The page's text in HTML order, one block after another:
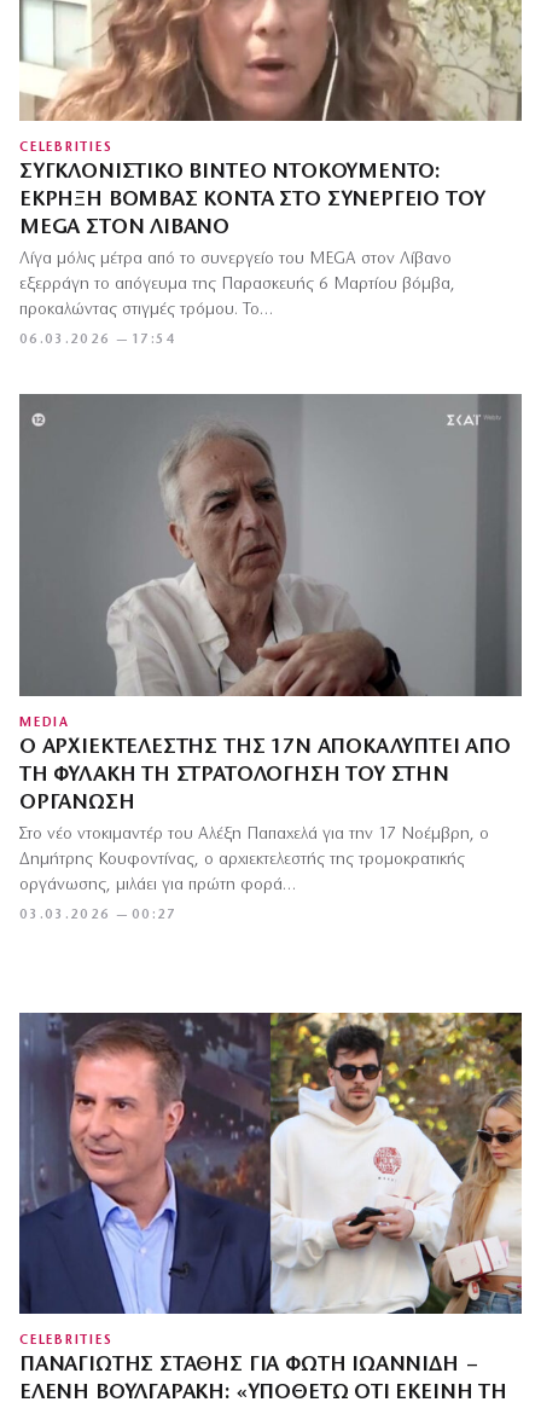
CELEBRITIES
ΣΥΓΚΛΟΝΙΣΤΙΚΌ ΒΊΝΤΕΟ ΝΤΟΚΟΥΜΈΝΤΟ:
ΈΚΡΗΞΗ ΒΌΜΒΑΣ ΚΟΝΤΆ ΣΤΟ ΣΥΝΕΡΓΕΊΟ ΤΟΥ
MEGA ΣΤΟΝ ΛΊΒΑΝΟ
06.03.2026 — 17:54
Λίγα μόλις μέτρα από το συνεργείο του MEGA στον Λίβανο
εξερράγη το απόγευμα της Παρασκευής 6 Μαρτίου βόμβα,
προκαλώντας στιγμές τρόμου. Το…
MEDIA
Ο ΑΡΧΙΕΚΤΕΛΕΣΤΉΣ ΤΗΣ 17Ν ΑΠΟΚΑΛΎΠΤΕΙ ΑΠΌ
ΤΗ ΦΥΛΑΚΉ ΤΗ ΣΤΡΑΤΟΛΌΓΗΣΉ ΤΟΥ ΣΤΗΝ
ΟΡΓΆΝΩΣΗ
03.03.2026 — 00:27
Στο νέο ντοκιμαντέρ του Αλέξη Παπαχελά για την 17 Νοέμβρη, ο
Δημήτρης Κουφοντίνας, ο αρχιεκτελεστής της τρομοκρατικής
οργάνωσης, μιλάει για πρώτη φορά…
CELEBRITIES
ΠΑΝΑΓΙΏΤΗΣ ΣΤΆΘΗΣ ΓΙΑ ΦΏΤΗ ΙΩΑΝΝΊΔΗ –
ΕΛΈΝΗ ΒΟΥΛΓΑΡΆΚΗ: «ΥΠΟΘΈΤΩ ΌΤΙ ΕΚΕΊΝΗ ΤΗ